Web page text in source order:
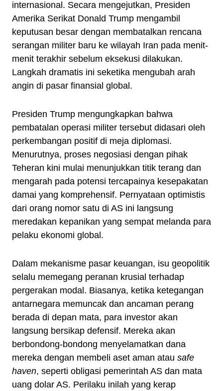
internasional. Secara mengejutkan, Presiden
Amerika Serikat Donald Trump mengambil
keputusan besar dengan membatalkan rencana
serangan militer baru ke wilayah Iran pada menit-
menit terakhir sebelum eksekusi dilakukan.
Langkah dramatis ini seketika mengubah arah
angin di pasar finansial global.
Presiden Trump mengungkapkan bahwa
pembatalan operasi militer tersebut didasari oleh
perkembangan positif di meja diplomasi.
Menurutnya, proses negosiasi dengan pihak
Teheran kini mulai menunjukkan titik terang dan
mengarah pada potensi tercapainya kesepakatan
damai yang komprehensif. Pernyataan optimistis
dari orang nomor satu di AS ini langsung
meredakan kepanikan yang sempat melanda para
pelaku ekonomi global.
Dalam mekanisme pasar keuangan, isu geopolitik
selalu memegang peranan krusial terhadap
pergerakan modal. Biasanya, ketika ketegangan
antarnegara memuncak dan ancaman perang
berada di depan mata, para investor akan
langsung bersikap defensif. Mereka akan
berbondong-bondong menyelamatkan dana
mereka dengan membeli aset aman atau safe
haven, seperti obligasi pemerintah AS dan mata
uang dolar AS. Perilaku inilah yang kerap